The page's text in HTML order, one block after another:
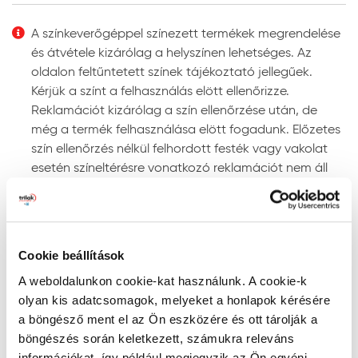
Cookie beállítások
A weboldalunkon cookie-kat használunk. A cookie-k
olyan kis adatcsomagok, melyeket a honlapok kérésére
a böngésző ment el az Ön eszközére és ott tárolják a
böngészés során keletkezett, számukra releváns
paramétereket az adott géptípushoz kell beállítani.
Színezhetőség:színkeverőgépen több ezer UV-álló
színben színezhető.
Megjegyzés: a javasolt rétegfelépítések minden esetben
a legjobb tudásunk szerinti ajánlások, és nem mentesítik
a felhasználót az adott festendő felület vizsgálatától.
Gépi színkeverés: a színkeverőgép a kiválasztott
alkalmazzon „nem fényálló” jelzéssel ellátott színt
kifakulhatnak.
A gépi színkeverés pontosságának megítélésére
megfelelő színmérő berendezés alkalmas, mivel a
szemünkkel látott színt sok tényező (a referencia
A színkeverőgéppel színezett termékek megrendelése
és átvétele kizárólag a helyszínen lehetséges. Az
oldalon feltűntetett színek tájékoztató jellegűek.
Kérjük a színt a felhasználás elött ellenőrizze.
Reklamációt kizárólag a szín ellenőrzése után, de
még a termék felhasználása elött fogadunk. Előzetes
szín ellenőrzés nélkül felhordott festék vagy vakolat
esetén színeltérésre vonatkozó reklamációt nem áll
Szín keresése kód szerint
RAL, NCS, és PPG Voice of Color színskálákban történő
alábbiak szerint:
- RAL kód: a RAL szó után szóközzel írjon be 4
számkaraktert (pl. RAL 7001)
- NCS kód: az S betű után szóközzel írjon be 4